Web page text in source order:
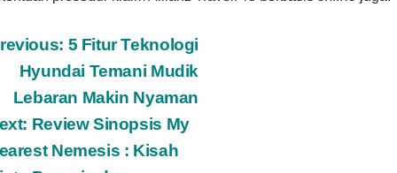
5 Fitur Teknologi
Hyundai Temani Mudik
Lebaran Makin Nyaman
Review Sinopsis My
Nemesis : Kisah